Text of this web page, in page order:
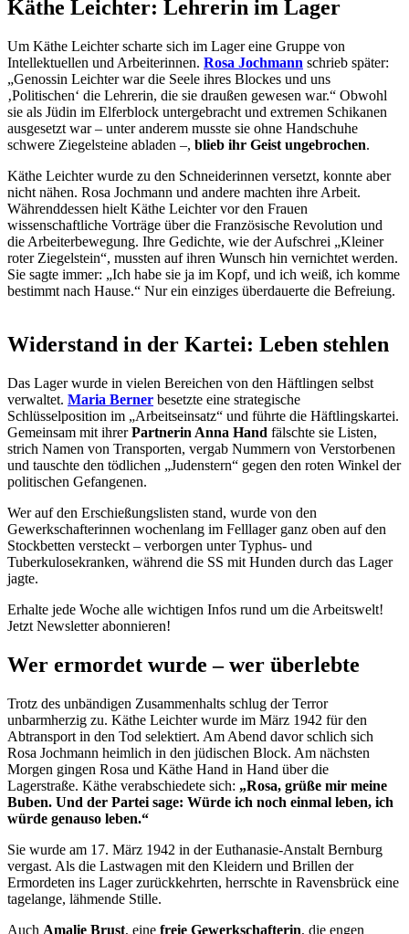
Käthe Leichter: Lehrerin im Lager
Um Käthe Leichter scharte sich im Lager eine Gruppe von
Intellektuellen und Arbeiterinnen. Rosa Jochmann schrieb später:
„Genossin Leichter war die Seele ihres Blockes und uns
‚Politischen‘ die Lehrerin, die sie draußen gewesen war.“ Obwohl
sie als Jüdin im Elferblock untergebracht und extremen Schikanen
ausgesetzt war – unter anderem musste sie ohne Handschuhe
schwere Ziegelsteine abladen –, blieb ihr Geist ungebrochen.
Käthe Leichter wurde zu den Schneiderinnen versetzt, konnte aber
nicht nähen. Rosa Jochmann und andere machten ihre Arbeit.
Währenddessen hielt Käthe Leichter vor den Frauen
wissenschaftliche Vorträge über die Französische Revolution und
die Arbeiterbewegung. Ihre Gedichte, wie der Aufschrei „Kleiner
roter Ziegelstein“, mussten auf ihren Wunsch hin vernichtet werden.
Sie sagte immer: „Ich habe sie ja im Kopf, und ich weiß, ich komme
bestimmt nach Hause.“ Nur ein einziges überdauerte die Befreiung.
Widerstand in der Kartei: Leben stehlen
Das Lager wurde in vielen Bereichen von den Häftlingen selbst
verwaltet. Maria Berner besetzte eine strategische
Schlüsselposition im „Arbeitseinsatz“ und führte die Häftlingskartei.
Gemeinsam mit ihrerPartnerin Anna Hand fälschte sie Listen,
strich Namen von Transporten, vergab Nummern von Verstorbenen
und tauschte den tödlichen „Judenstern“ gegen den roten Winkel der
politischen Gefangenen.
Wer auf den Erschießungslisten stand, wurde von den
Gewerkschafterinnen wochenlang im Felllager ganz oben auf den
Stockbetten versteckt – verborgen unter Typhus- und
Tuberkulosekranken, während die SS mit Hunden durch das Lager
jagte.
Erhalte jede Woche alle wichtigen Infos rund um die Arbeitswelt!
Jetzt Newsletter abonnieren!
Wer ermordet wurde – wer überlebte
Trotz des unbändigen Zusammenhalts schlug der Terror
unbarmherzig zu. Käthe Leichter wurde im März 1942 für den
Abtransport in den Tod selektiert. Am Abend davor schlich sich
Rosa Jochmann heimlich in den jüdischen Block. Am nächsten
Morgen gingen Rosa und Käthe Hand in Hand über die
Lagerstraße. Käthe verabschiedete sich: „Rosa, grüße mir meine
Buben. Und der Partei sage: Würde ich noch einmal leben, ich
würde genauso leben.“
Sie wurde am 17. März 1942 in der Euthanasie-Anstalt Bernburg
vergast. Als die Lastwagen mit den Kleidern und Brillen der
Ermordeten ins Lager zurückkehrten, herrschte in Ravensbrück eine
tagelange, lähmende Stille.
Auch Amalie Brust, eine freie Gewerkschafterin, die engen